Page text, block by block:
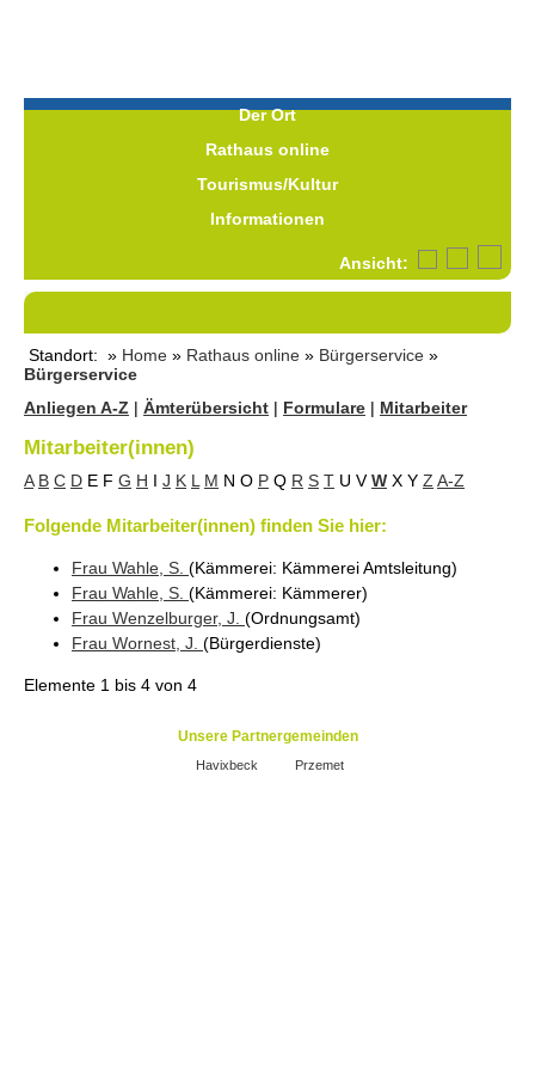
Der Ort
Rathaus online
Tourismus/Kultur
Informationen
Ansicht:
Standort: » Home » Rathaus online » Bürgerservice »
Bürgerservice
Anliegen A-Z | Ämterübersicht | Formulare | Mitarbeiter
Mitarbeiter(innen)
A B C D E F G H I J K L M N O P Q R S T U V W X Y Z A-Z
Folgende Mitarbeiter(innen) finden Sie hier:
Frau Wahle , S. (Kämmerei: Kämmerei Amtsleitung)
Frau Wahle , S. (Kämmerei: Kämmerer)
Frau Wenzelburger, J. (Ordnungsamt)
Frau Wornest , J. (Bürgerdienste)
Elemente 1 bis 4 von 4
Unsere Partnergemeinden
Havixbeck Przemet